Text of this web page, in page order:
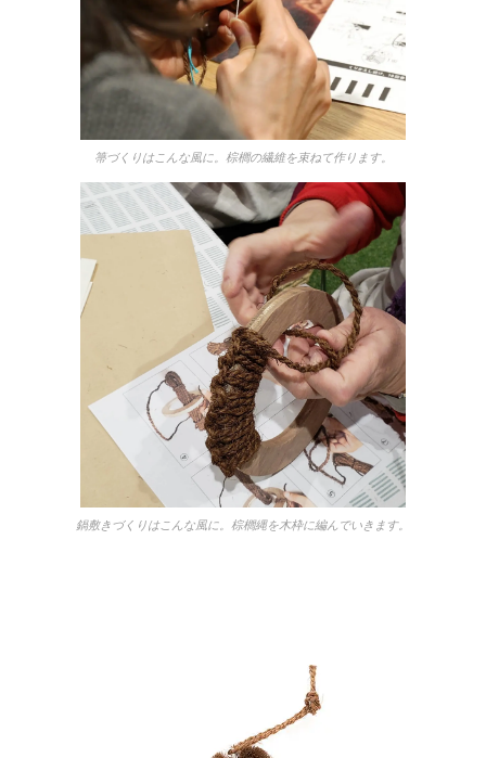
箒づくりはこんな風に。棕櫚の繊維を束ねて作ります。
鍋敷きづくりはこんな風に。棕櫚縄を木枠に編んでいきます。